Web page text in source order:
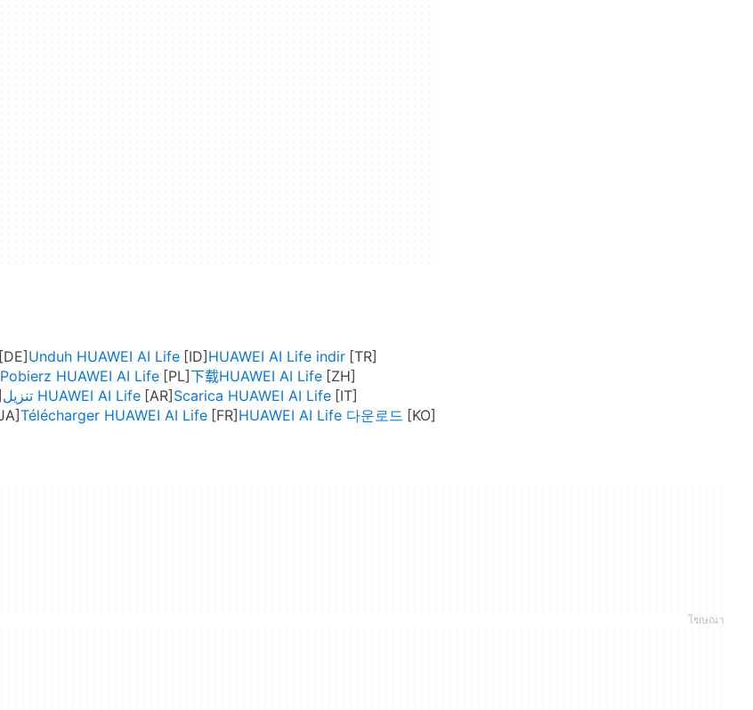
Unduh HUAWEI AI Life
HUAWEI AI Life indir
Pobierz HUAWEI AI Life
下载HUAWEI AI Life
تنزيل HUAWEI AI Life
Scarica HUAWEI AI Life
Télécharger HUAWEI AI Life
HUAWEI AI Life 다운로드